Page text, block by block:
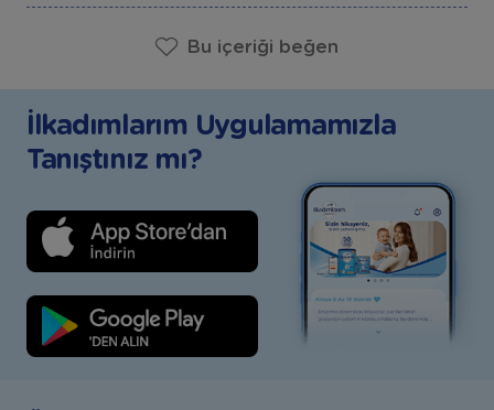
Bu içeriği beğen
İlkadımlarım Uygulamamızla
Tanıştınız mı?